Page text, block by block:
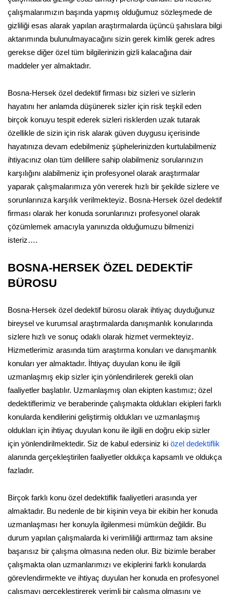
çalışmalarımızın başında yapmış olduğumuz sözleşmede de
gizliliği esas alarak yapılan araştırmalarda üçüncü şahıslara bilgi
aktarımında bulunulmayacağını sizin gerek kimlik gerek adres
gerekse diğer özel tüm bilgilerinizin gizli kalacağına dair
maddeler yer almaktadır.
Bosna-Hersek özel dedektif firması biz sizleri ve sizlerin
hayatını her anlamda düşünerek sizler için risk teşkil eden
birçok konuyu tespit ederek sizleri risklerden uzak tutarak
özellikle de sizin için risk alarak güven duygusu içerisinde
hayatınıza devam edebilmeniz şüphelerinizden kurtulabilmeniz
ihtiyacınız olan tüm delillere sahip olabilmeniz sorularınızın
karşılığını alabilmeniz için profesyonel olarak araştırmalar
yaparak çalışmalarımıza yön vererek hızlı bir şekilde sizlere ve
sorunlarınıza karşılık verilmekteyiz. Bosna-Hersek özel dedektif
firması olarak her konuda sorunlarınızı profesyonel olarak
çözümlemek amacıyla yanınızda olduğumuzu bilmenizi
isteriz….
BOSNA-HERSEK ÖZEL DEDEKTİF
BÜROSU
Bosna-Hersek özel dedektif bürosu olarak ihtiyaç duyduğunuz
bireysel ve kurumsal araştırmalarda danışmanlık konularında
sizlere hızlı ve sonuç odaklı olarak hizmet vermekteyiz.
Hizmetlerimiz arasında tüm araştırma konuları ve danışmanlık
konuları yer almaktadır. İhtiyaç duyulan konu ile ilgili
uzmanlaşmış ekip sizler için yönlendirilerek gerekli olan
faaliyetler başlatılır. Uzmanlaşmış olan ekipten kastımız; özel
dedektiflerimiz ve beraberinde çalışmakta oldukları ekipleri farklı
konularda kendilerini geliştirmiş oldukları ve uzmanlaşmış
oldukları için ihtiyaç duyulan konu ile ilgili en doğru ekip sizler
için yönlendirilmektedir. Siz de kabul edersiniz ki özel dedektiflik
alanında gerçekleştirilen faaliyetler oldukça kapsamlı ve oldukça
fazladır.
Birçok farklı konu özel dedektiflik faaliyetleri arasında yer
almaktadır. Bu nedenle de bir kişinin veya bir ekibin her konuda
uzmanlaşması her konuyla ilgilenmesi mümkün değildir. Bu
durum yapılan çalışmalarda ki verimliliği arttırmaz tam aksine
başarısız bir çalışma olmasına neden olur. Biz bizimle beraber
çalışmakta olan uzmanlarımızı ve ekiplerini farklı konularda
görevlendirmekte ve ihtiyaç duyulan her konuda en profesyonel
çalışmayı gerçekleştirerek verimli bir çalışma olmasını ve